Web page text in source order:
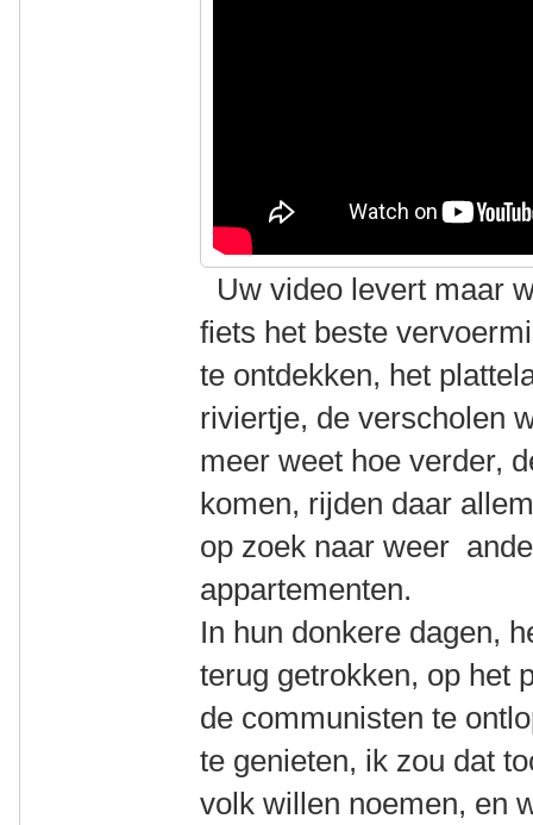
Uw video levert maar
fiets het beste
te ontdekken, het
riviertje, de verscholen
meer weet hoe verder,
komen, rijden daar
op zoek naar weer
appartementen.
In hun donkere dagen,
terug getrokken, op het
de communisten te
te genieten, ik zou dat
volk willen noemen, en